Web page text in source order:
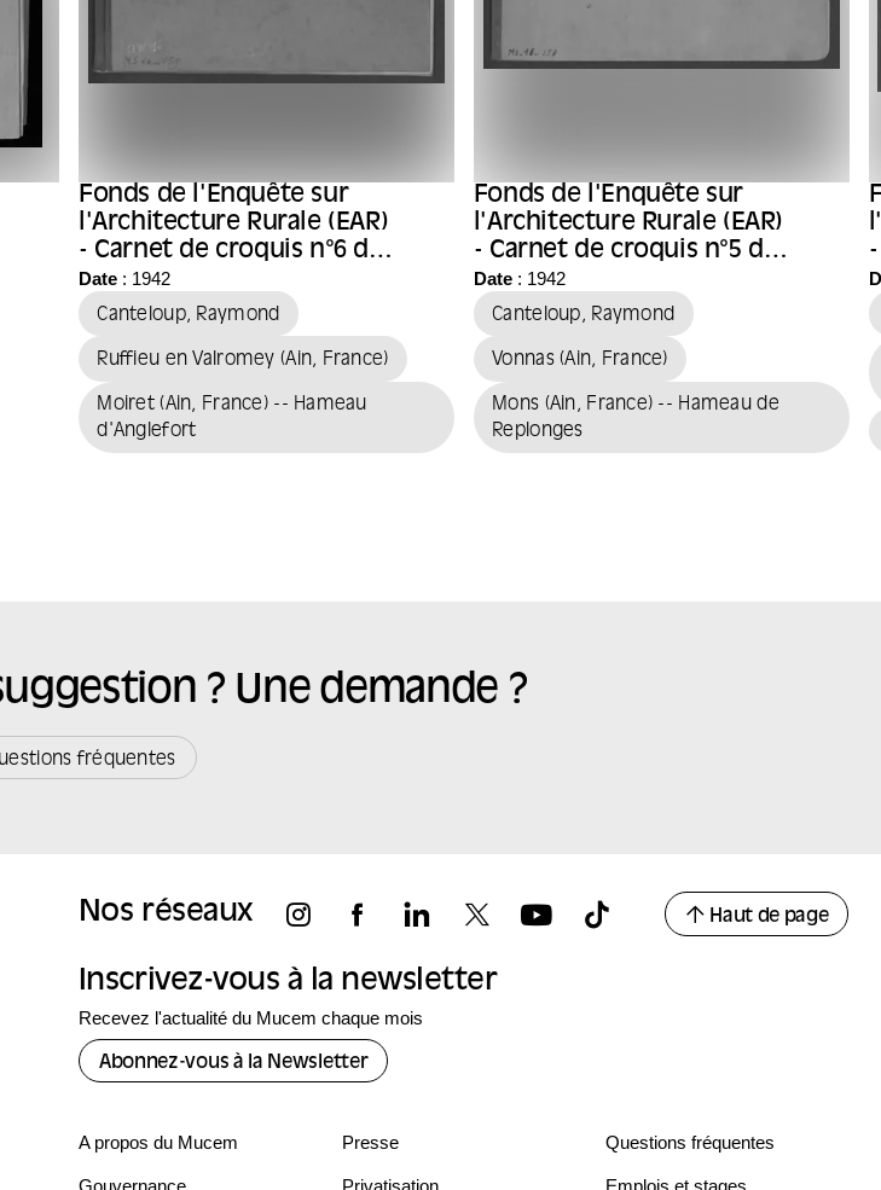
Fonds de l'Enquête sur
l'Architecture Rurale (EAR)
- Carnet de croquis n°6 de
l'architecte Raymond
Canteloup
Date: 1942
Canteloup, Raymond
Ruffieu en Valromey (Ain, France)
Moiret (Ain, France) -- Hameau
d'Anglefort
Fonds de l'Enquête sur
l'Architecture Rurale (EAR)
- Carnet de croquis n°5 de
l'architecte Raymond
Canteloup
Date: 1942
Canteloup, Raymond
Vonnas (Ain, France)
Mons (Ain, France) -- Hameau de
Replonges
? Une demande ?
fréquentes
Nos réseaux Haut de page
Inscrivez-vous à la newsletter
Recevez l'actualité du Mucem chaque mois
Abonnez-vous à la Newsletter
A propos du Mucem Presse Questions fréquentes